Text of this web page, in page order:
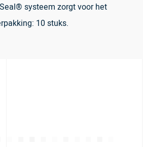
systeem zorgt voor het
10 stuks.